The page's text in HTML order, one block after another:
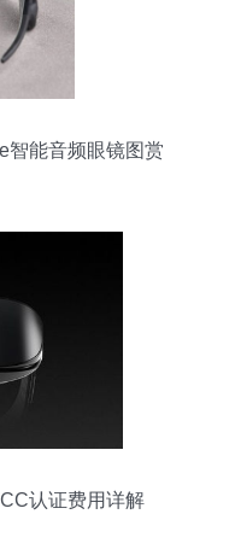
智能音频眼镜图赏
认证费用详解